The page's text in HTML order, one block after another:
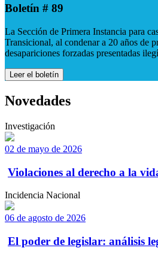
Boletín # 89
La Sección de Primera Instancia para
Transicional, al condenar a 20 años de
desapariciones forzadas presentadas
Leer el boletín
Novedades
Investigación
02 de mayo de 2026
Violaciones al derecho a la
Incidencia Nacional
06 de agosto de 2026
El poder de legislar: análisis